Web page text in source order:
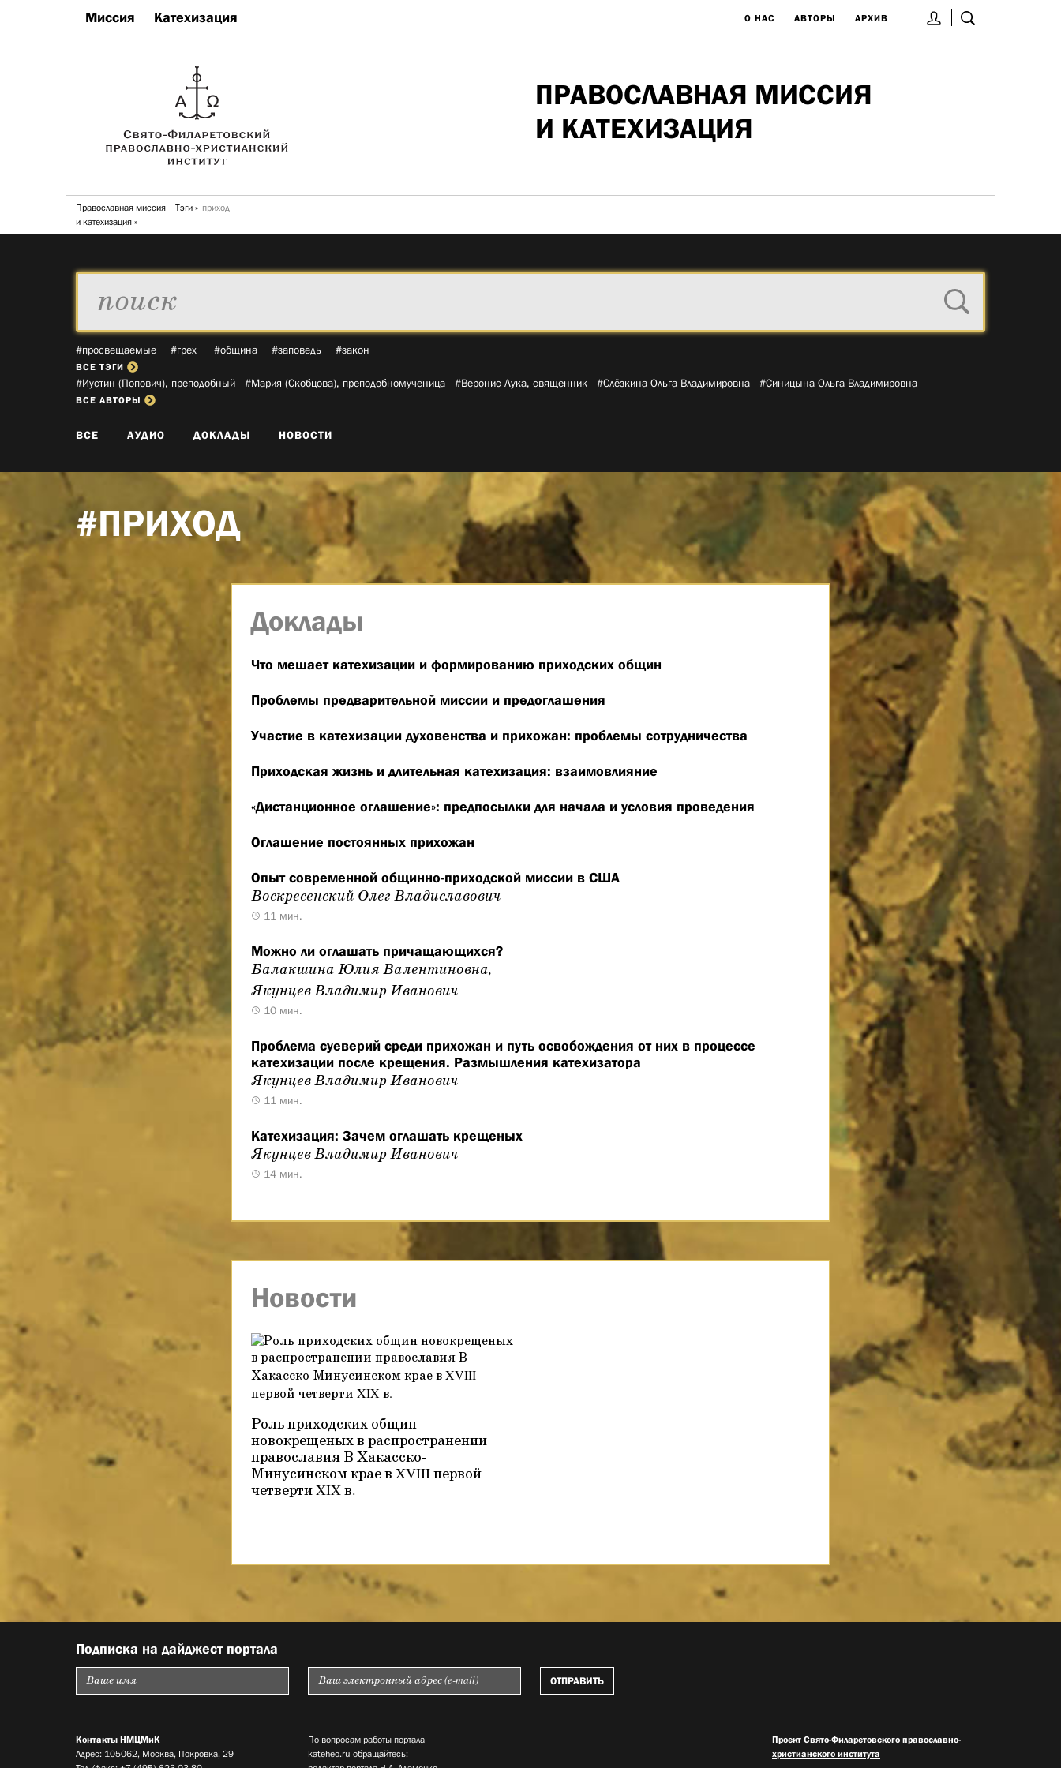
Миссия Катехизация О НАС АВТОРЫ АРХИВ
ПРАВОСЛАВНАЯ МИССИЯ
И КАТЕХИЗАЦИЯ
Православная миссия
и катехизация
Тэги приход
#просвещаемые #грех #община #заповедь #закон
ВСЕ ТЭГИ
#Иустин (Попович), преподобный­ #Мария (Скобцова), преподобномученица­ #Веронис Лука, священник­ #Слёзкина Ольга Владимировна­ #Синицына Ольга Владимировна­
ВСЕ АВТОРЫ
ВСЕ АУДИО ДОКЛАДЫ НОВОСТИ
#ПРИХОД
Доклады
Что мешает катехизации и формированию приходских общин
Проблемы предварительной миссии и предоглашения
Участие в катехизации духовенства и прихожан: проблемы сотрудничества
Приходская жизнь и длительная катехизация: взаимовлияние
«Дистанционное оглашение»: предпосылки для начала и условия проведения
Оглашение постоянных прихожан
Опыт современной общинно-приходской миссии в США
Воскресенский Олег Владиславович
11 мин.
Можно ли оглашать причащающихся?
Балакшина Юлия Валентиновна,
Якунцев Владимир Иванович
10 мин.
Проблема суеверий среди прихожан и путь освобождения от них в процессе
катехизации после крещения. Размышления катехизатора
Якунцев Владимир Иванович
11 мин.
Катехизация: Зачем оглашать крещеных
Якунцев Владимир Иванович
14 мин.
Новости
Роль приходских общин
новокрещеных в распространении
православия В Хакасско-
Минусинском крае в XVIII первой
четверти XIX в.
Подписка на дайджест портала
Контакты НМЦМиК
Адрес: 105062, Москва, Покровка, 29
По вопросам работы портала
kateheo.ru обращайтесь:
Проект Свято-Филаретовского православно-
христианского института